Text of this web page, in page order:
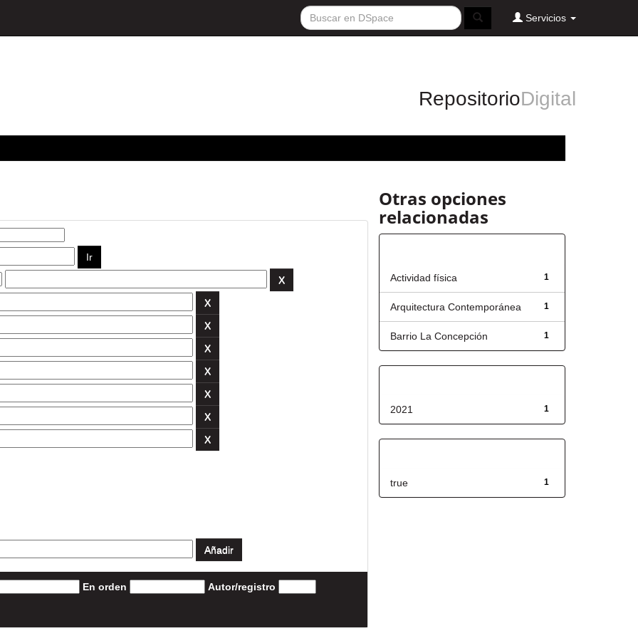
Servicios
RepositorioDigital
En orden Autor/registro
Otras opciones
relacionadas
1
Actividad física
1
Arquitectura Contemporánea
1
Barrio La Concepción
1
2021
1
true